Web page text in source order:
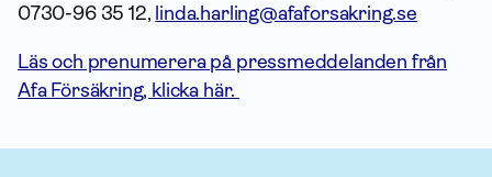
0730-96 35 12, linda.harling@afaforsakring.se
Läs och prenumerera på pressmeddelanden från
Afa Försäkring, klicka här.